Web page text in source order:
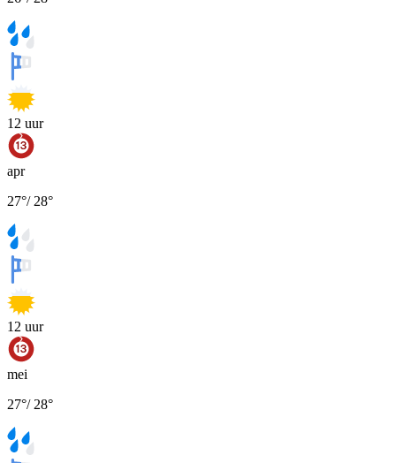
12 uur
apr
27°/ 28°
12 uur
mei
27°/ 28°